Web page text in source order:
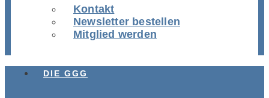
Kontakt
Newsletter bestellen
Mitglied werden
DIE GGG